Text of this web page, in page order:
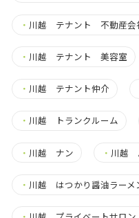
・ 川越 テナント 不動産会
・ 川越 テナント 美容室
・ 川越 テナント仲介
・ 川越 トランクルーム
・ 川越 ナン ・ 川越
・ 川越 はつかり醤油ラーメ